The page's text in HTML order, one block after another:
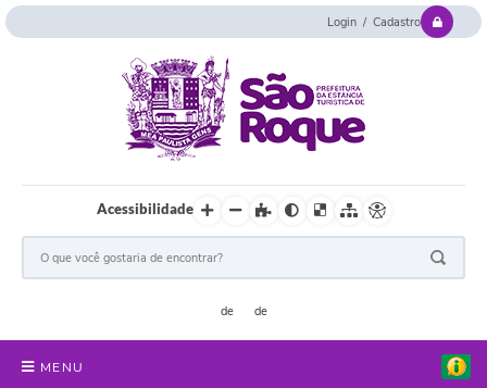
Login / Cadastro
Acessibilidade
MENU